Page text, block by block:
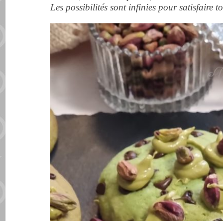
Les possibilités sont infinies pour satisfaire